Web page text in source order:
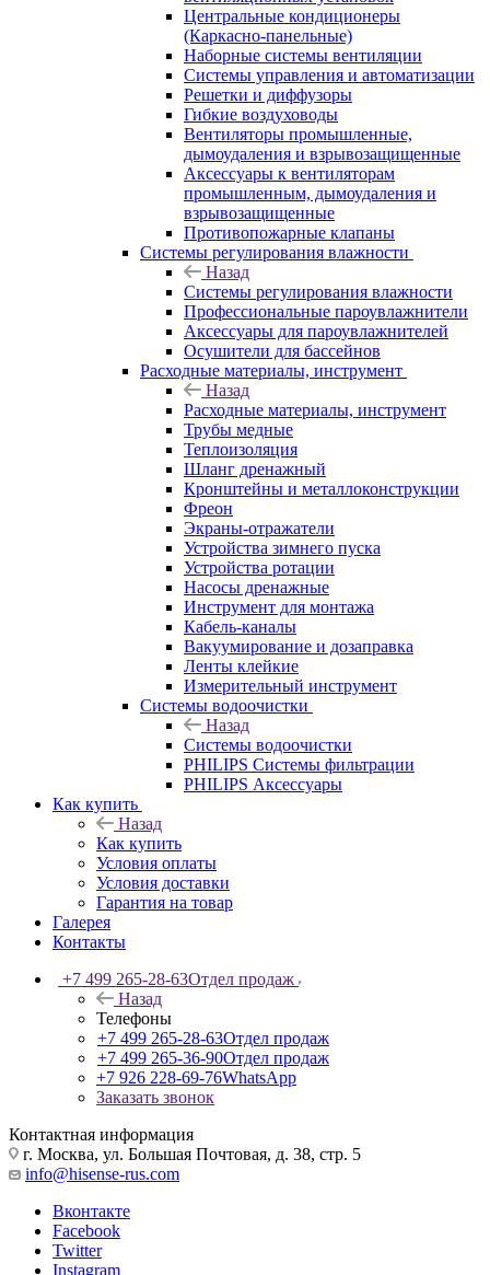
Центральные кондиционеры
(Каркасно-панельные)
Наборные системы вентиляции
Системы управления и автоматизации
Решетки и диффузоры
Гибкие воздуховоды
Вентиляторы промышленные,
дымоудаления и взрывозащищенные
Аксессуары к вентиляторам
промышленным, дымоудаления и
взрывозащищенные
Противопожарные клапаны
Системы регулирования влажности
Назад
Системы регулирования влажности
Профессиональные пароувлажнители
Аксессуары для пароувлажнителей
Осушители для бассейнов
Расходные материалы, инструмент
Назад
Расходные материалы, инструмент
Трубы медные
Теплоизоляция
Шланг дренажный
Кронштейны и металлоконструкции
Фреон
Экраны-отражатели
Устройства зимнего пуска
Устройства ротации
Насосы дренажные
Инструмент для монтажа
Кабель-каналы
Вакуумирование и дозаправка
Ленты клейкие
Измерительный инструмент
Системы водоочистки
Назад
Системы водоочистки
PHILIPS Системы фильтрации
PHILIPS Аксессуары
Как купить
Назад
Как купить
Условия оплаты
Условия доставки
Гарантия на товар
Галерея
Контакты
+7 499 265-28-63Отдел продаж
Назад
Телефоны
+7 499 265-28-63Отдел продаж
+7 499 265-36-90Отдел продаж
+7 926 228-69-76WhatsApp
Заказать звонок
Контактная информация
г. Москва, ул. Большая Почтовая, д. 38, стр. 5
info@hisense-rus.com
Вконтакте
Facebook
Twitter
Instagram